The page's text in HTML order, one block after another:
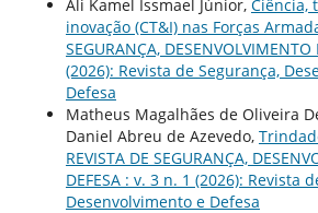
Ali Kamel Issmael Júnior, Ciência,
inovação (CT&I) nas Forças
SEGURANÇA, DESENVOLVIMENTO
(2026): Revista de Segurança,
Defesa
Matheus Magalhães de Oliveira
Daniel Abreu de Azevedo,
REVISTA DE SEGURANÇA,
DEFESA : v. 3 n. 1 (2026): Revista
Desenvolvimento e Defesa